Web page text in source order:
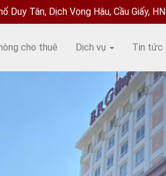
Duy Tân, Dịch Vọng Hậu, Cầu Giấy, HN
cho thuê Dịch vụ Tin tức